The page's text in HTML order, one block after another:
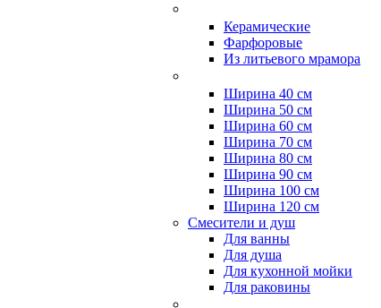
Керамические
Фарфоровые
Из литьевого мрамора
Ширина 40 см
Ширина 50 см
Ширина 60 см
Ширина 70 см
Ширина 80 см
Ширина 90 см
Ширина 100 см
Ширина 120 см
Смесители и душ
Для ванны
Для душа
Для кухонной мойки
Для раковины